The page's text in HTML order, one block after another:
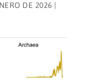
DE 2026 |